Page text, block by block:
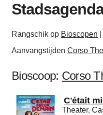
Rangschik op Bioscopen
Aanvangstijden Corso
Bioscoop: Corso
C'était
Theater,